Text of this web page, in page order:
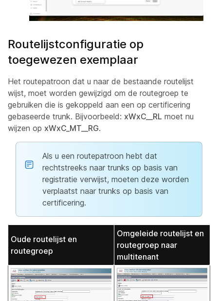
Routelijstconfiguratie op
toegewezen exemplaar
Het routepatroon dat u naar de bestaande routelijst
wijst, moet worden gewijzigd om de routegroep te
gebruiken die is gekoppeld aan een op certificering
gebaseerde trunk. Bijvoorbeeld: xWxC__RL moet nu
wijzen op xWxC_MT__RG.
Als u een routepatroon hebt dat
rechtstreeks naar trunks op basis van
registratie verwijst, moeten deze worden
verplaatst naar trunks op basis van
certificering.
Oude routelijst en
routegroep
Omgeleide routelijst en
routegroep naar
multitenant